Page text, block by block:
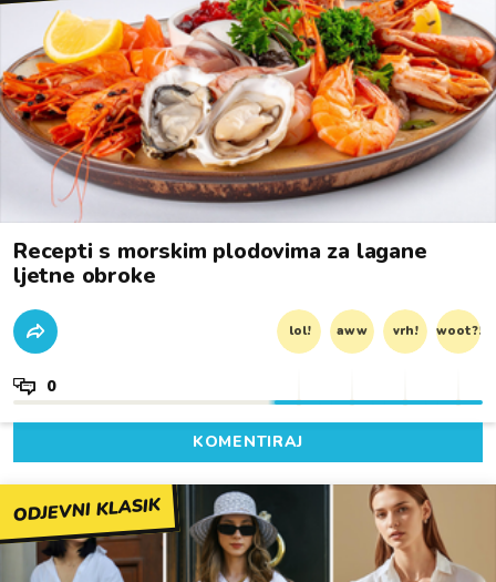
Recepti s morskim plodovima za lagane
ljetne obroke
lol! aww vrh! woot?!
0
KOMENTIRAJ
ODJEVNI KLASIK